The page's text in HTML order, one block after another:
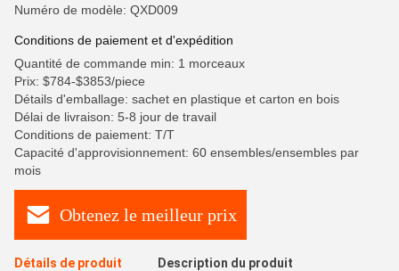
Numéro de modèle: QXD009
Conditions de paiement et d'expédition
Quantité de commande min: 1 morceaux
Prix: $784-$3853/piece
Détails d'emballage: sachet en plastique et carton en bois
Délai de livraison: 5-8 jour de travail
Conditions de paiement: T/T
Capacité d'approvisionnement: 60 ensembles/ensembles par
mois
Obtenez le meilleur prix
Détails de produit Description du produit